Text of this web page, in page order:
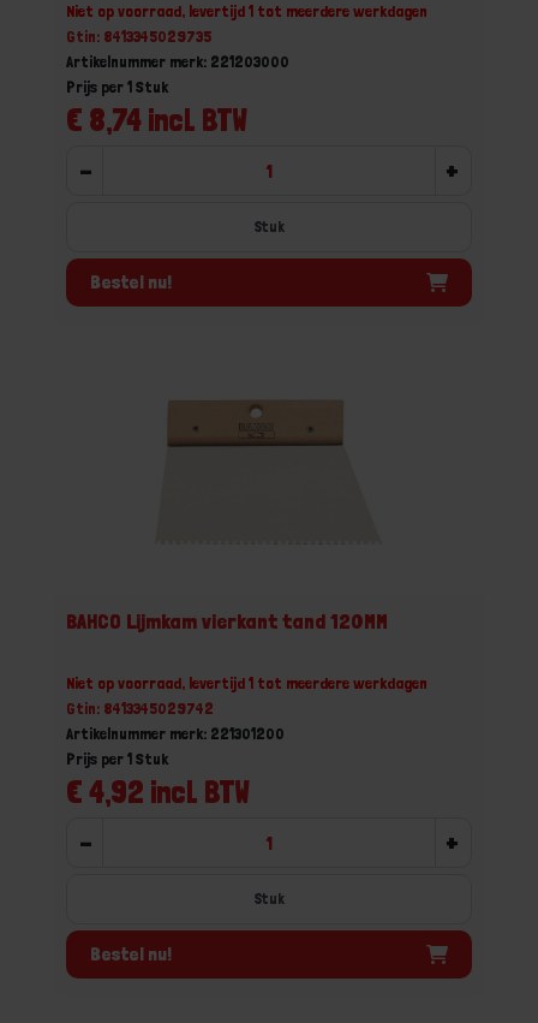
Niet op voorraad, levertijd 1 tot meerdere werkdagen
Gtin: 8413345029735
Artikelnummer merk: 221203000
€ 8,74 incl. BTW
Prijs per 1 Stuk
- +
Stuk
Bestel nu!
BAHCO Lijmkam vierkant tand 120MM
Niet op voorraad, levertijd 1 tot meerdere werkdagen
Gtin: 8413345029742
Artikelnummer merk: 221301200
€ 4,92 incl. BTW
Prijs per 1 Stuk
- +
Stuk
Bestel nu!